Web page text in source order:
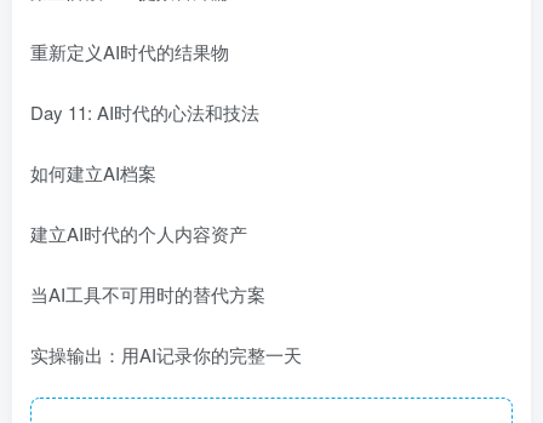
重新定义AI时代的结果物
Day 11: AI时代的心法和技法
如何建立AI档案
建立AI时代的个人内容资产
当AI工具不可用时的替代方案
实操输出：用AI记录你的完整一天